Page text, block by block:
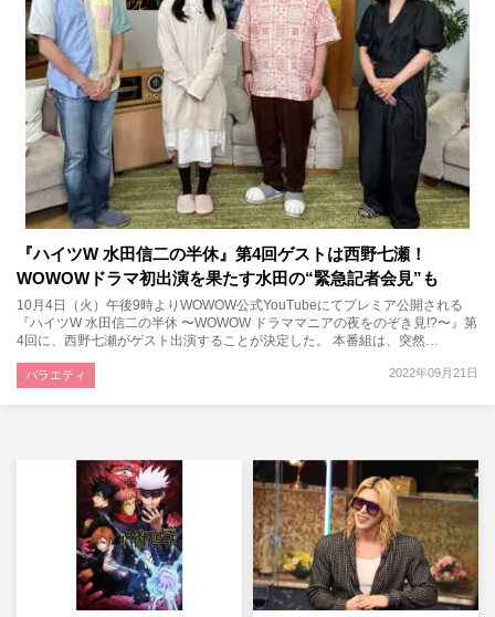
『ハイツW 水田信二の半休』第4回ゲストは西野七瀬！
WOWOWドラマ初出演を果たす水田の“緊急記者会見”も
10月4日（火）午後9時よりWOWOW公式YouTubeにてプレミア公開される
『ハイツW 水田信二の半休 〜WOWOW ドラママニアの夜をのぞき見!?〜』第
4回に、西野七瀬がゲスト出演することが決定した。 本番組は、突然…
2022年09月21日
バラエティ